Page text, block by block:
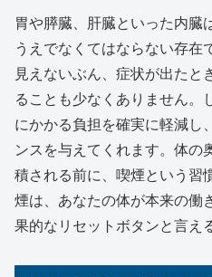
胃や膵臓、肝臓といった内臓
うえでなくてはならない存在
見えないぶん、症状が出たと
ることも少なくありません。
にかかる負担を確実に軽減し
ンスを与えてくれます。体の
積される前に、喫煙という習
煙は、あなたの体が本来の働
果的なリセットボタンと言え